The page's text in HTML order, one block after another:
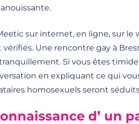
sur internet, en ligne, sur le
vérifiés. Une rencontre gay à
Si vous êtes
en expliquant ce qui
homosexuels seront
d’ un